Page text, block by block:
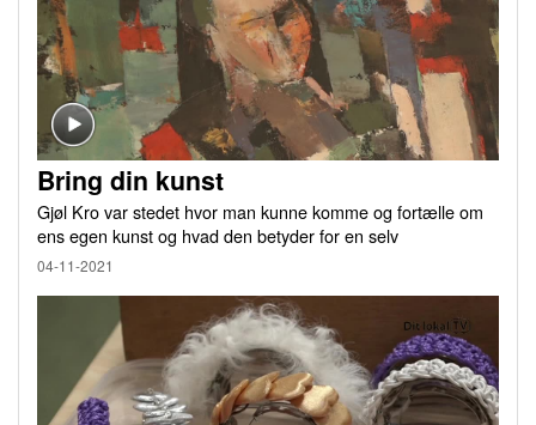
Bring din kunst
Gjøl Kro var stedet hvor man kunne komme og fortælle om
ens egen kunst og hvad den betyder for en selv
04-11-2021